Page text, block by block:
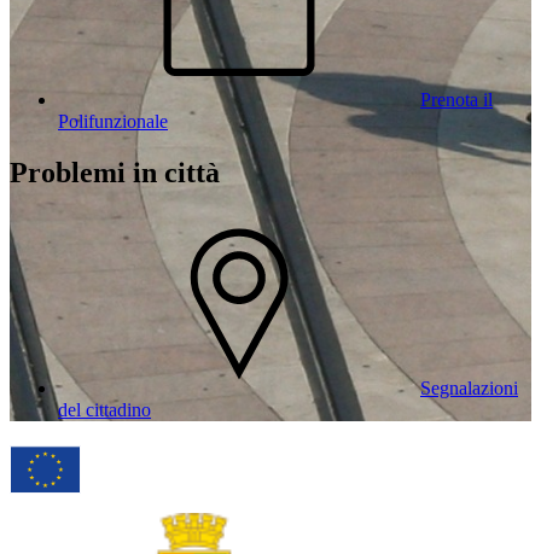
Prenota il
Polifunzionale
Problemi in città
Segnalazioni
del cittadino